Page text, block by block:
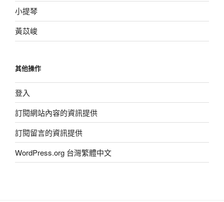
小提琴
黃苡峻
其他操作
登入
訂閱網站內容的資訊提供
訂閱留言的資訊提供
WordPress.org 台灣繁體中文